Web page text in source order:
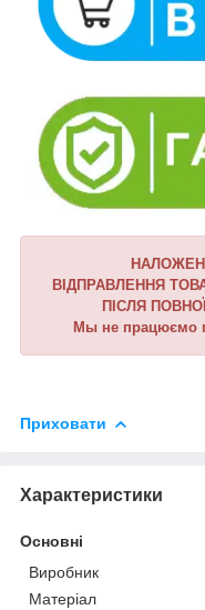
ВІДПРАВЛЕННЯ
ПІСЛЯ
Мы не працюємо
Приховати
Характеристики
Основні
Виробник
Матеріал